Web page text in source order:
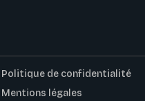
Politique de confidentialité
Mentions légales